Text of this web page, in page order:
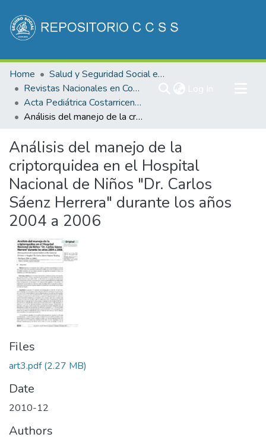
Communities & Collections
All of DSpace
Statistics
Home
Salud y Seguridad Social en Costa Rica
Revistas Nacionales en Costa Rica
Acta Pediátrica Costarricense
Análisis del manejo de la criptorquidea en el Hospital Nacional de Niños "Dr. Carlos Sáenz Herrera" durante los años 2004 a 2006
Análisis del manejo de la
criptorquidea en el Hospital
Nacional de Niños "Dr. Carlos
Sáenz Herrera" durante los años
2004 a 2006
Files
art3.pdf(2.27 MB)
Date
2010-12
Authors